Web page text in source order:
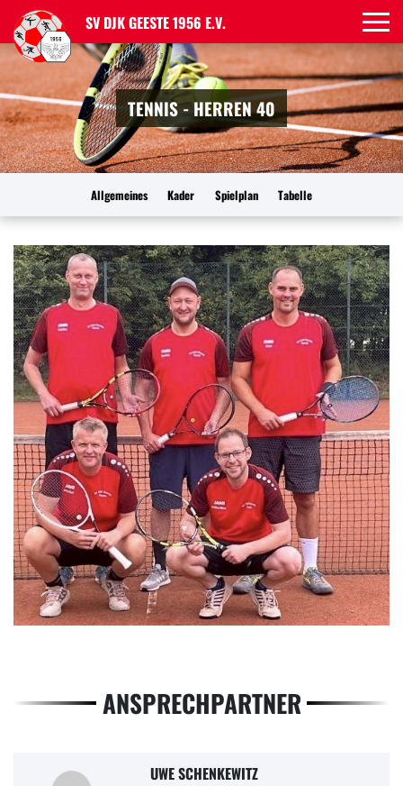
SV DJK GEESTE 1956 E.V.
TENNIS - HERREN 40
Allgemeines Kader Spielplan Tabelle
ANSPRECHPARTNER
UWE SCHENKEWITZ